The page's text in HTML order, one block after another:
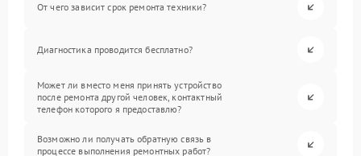
От чего зависит срок ремонта техники?
Диагностика проводится бесплатно?
Может ли вместо меня принять устройство
после ремонта другой человек, контактный
телефон которого я предоставлю?
Возможно ли получать обратную связь в
процессе выполнения ремонтных работ?